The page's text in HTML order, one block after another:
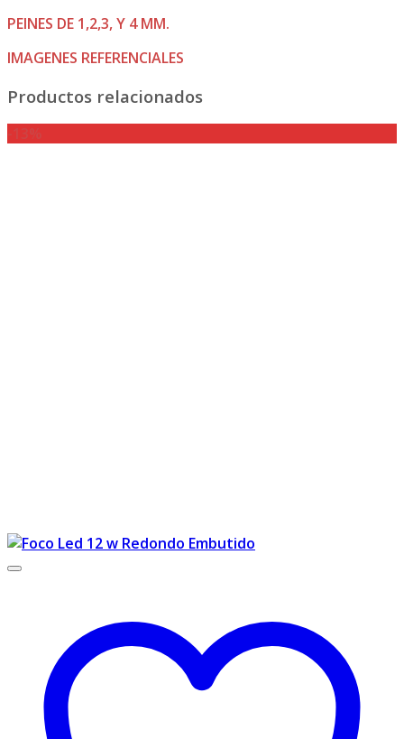
PEINES DE 1,2,3, Y 4 MM.
IMAGENES REFERENCIALES
Productos relacionados